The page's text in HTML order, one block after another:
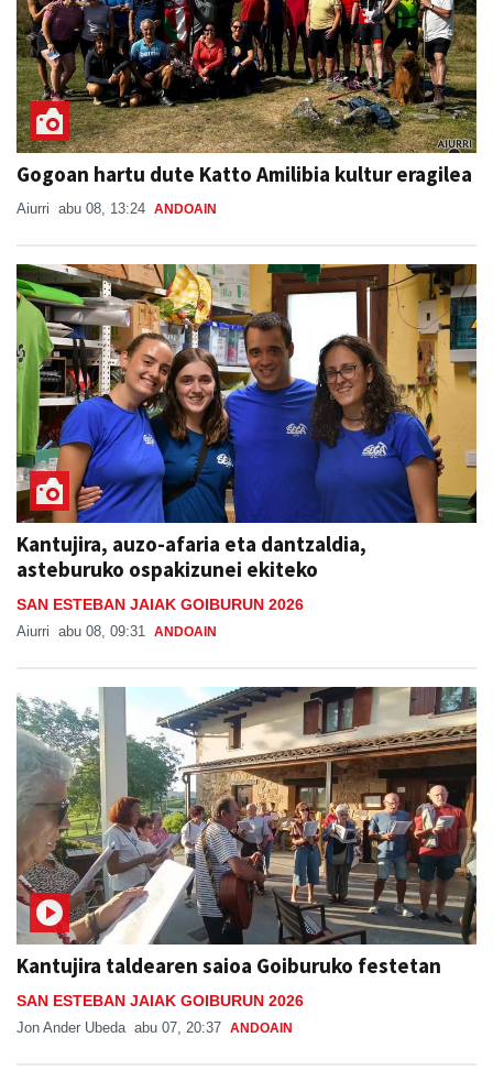
Gogoan hartu dute Katto Amilibia kultur eragilea
Aiurri abu 08, 13:24 ANDOAIN
Kantujira, auzo-afaria eta dantzaldia,
asteburuko ospakizunei ekiteko
SAN ESTEBAN JAIAK GOIBURUN 2026
Aiurri abu 08, 09:31 ANDOAIN
Kantujira taldearen saioa Goiburuko festetan
SAN ESTEBAN JAIAK GOIBURUN 2026
Jon Ander Ubeda abu 07, 20:37 ANDOAIN